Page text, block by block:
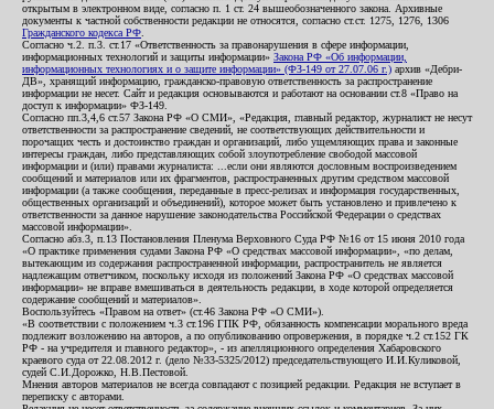
открытым в электронном виде, согласно п. 1 ст. 24 вышеобозначенного закона. Архивные
документы к частной собственности редакции не относятся, согласно ст.ст. 1275, 1276, 1306
Гражданского кодекса РФ
Согласно ч.2. п.3. ст.17 «Ответственность за правонарушения в сфере информации,
информационных технологий и защиты информации» Закона РФ «Об информации,
информационных технологиях и о защите информации» (ФЗ-149 от 27.07.06 г.) архив «Дебри-
ДВ», хранящий информацию, гражданско-правовую ответственность за распространение
информации не несет. Сайт и редакция основываются и работают на основании ст.8 «Право на
доступ к информации» ФЗ-149.
Согласно пп.3,4,6 ст.57 Закона РФ «О СМИ», «Редакция, главный редактор, журналист не несут
ответственности за распространение сведений, не соответствующих действительности и
порочащих честь и достоинство граждан и организаций, либо ущемляющих права и законные
интересы граждан, либо представляющих собой злоупотребление свободой массовой
информации и (или) правами журналиста: ...если они являются дословным воспроизведением
сообщений и материалов или их фрагментов, распространенных другим средством массовой
информации (а также сообщения, переданные в пресс-релизах и информация государственных,
общественных организаций и объединений), которое может быть установлено и привлечено к
ответственности за данное нарушение законодательства Российской Федерации о средствах
массовой информации».
Согласно абз.3, п.13 Постановления Пленума Верховного Суда РФ №16 от 15 июня 2010 года
«О практике применения судами Закона РФ «О средствах массовой информации», «по делам,
вытекающим из содержания распространенной информации, распространитель не является
надлежащим ответчиком, поскольку исходя из положений Закона РФ «О средствах массовой
информации» не вправе вмешиваться в деятельность редакции, в ходе которой определяется
содержание сообщений и материалов».
Воспользуйтесь «Правом на ответ» (ст.46 Закона РФ «О СМИ»).
«В соответствии с положением ч.3 ст.196 ГПК РФ, обязанность компенсации морального вреда
подлежит возложению на авторов, а по опубликованию опровержения, в порядке ч.2 ст.152 ГК
РФ - на учредителя и главного редактор», - из апелляционного определения Хабаровского
краевого суда от 22.08.2012 г. (дело №33-5325/2012) председательствующего И.И.Куликовой,
судей С.И.Дорожко, Н.В.Пестовой.
Мнения авторов материалов не всегда совпадают с позицией редакции. Редакция не вступает в
переписку с авторами.